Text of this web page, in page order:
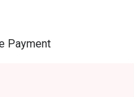
ต์ซีฟู้ดคุณภาพ คุ้ม
ออร่อย เดินทางง่าย
เต็มในเมือง
Payment